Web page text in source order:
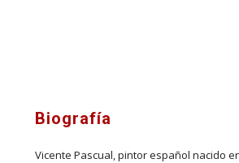
Biografía
Vicente Pascual, pintor español nacido